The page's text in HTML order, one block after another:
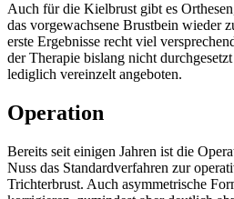
Auch für die Kielbrust gibt es
das vorgewachsene Brustbein wieder
erste Ergebnisse recht viel
der Therapie bislang nicht
lediglich vereinzelt angeboten.
Operation
Bereits seit einigen Jahren ist die
Nuss das Standardverfahren zur
Trichterbrust. Auch asymmetrische